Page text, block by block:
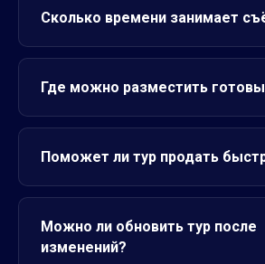
Сколько времени занимает
Где можно разместить
Поможет ли тур продать
Можно ли обновить тур после
изменений?